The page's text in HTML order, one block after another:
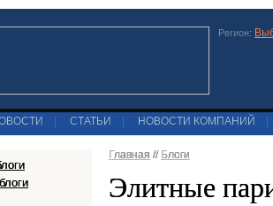
Регион:
СТАТЬИ НОВОСТИ КОМПАНИЙ
Главная // Блоги
Элитные